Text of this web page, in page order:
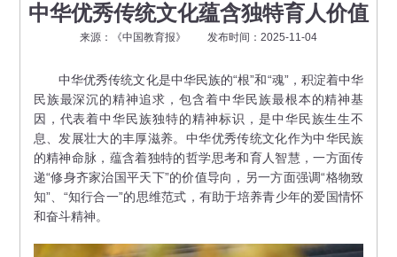
社科讲堂
科普活动
中华优秀传统文化蕴含独特育人价值
来源：《中国教育报》 发布时间：2025-11-04
中华优秀传统文化是中华民族的“根”和“魂”，积淀着中华
民族最深沉的精神追求，包含着中华民族最根本的精神基
因，代表着中华民族独特的精神标识，是中华民族生生不
息、发展壮大的丰厚滋养。中华优秀传统文化作为中华民族
的精神命脉，蕴含着独特的哲学思考和育人智慧，一方面传
递“修身齐家治国平天下”的价值导向，另一方面强调“格物致
知”、“知行合一”的思维范式，有助于培养青少年的爱国情怀
和奋斗精神。